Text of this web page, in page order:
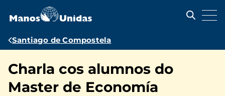
contenido
Ruta
navegación
Santiago de Compostela
Charla cos alumnos do
Master de Economía